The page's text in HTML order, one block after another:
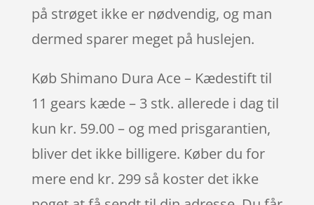
på strøget ikke er nødvendig, og man
dermed sparer meget på huslejen.
Køb Shimano Dura Ace – Kædestift til
11 gears kæde – 3 stk. allerede i dag til
kun kr. 59.00 – og med prisgarantien,
bliver det ikke billigere. Køber du for
mere end kr. 299 så koster det ikke